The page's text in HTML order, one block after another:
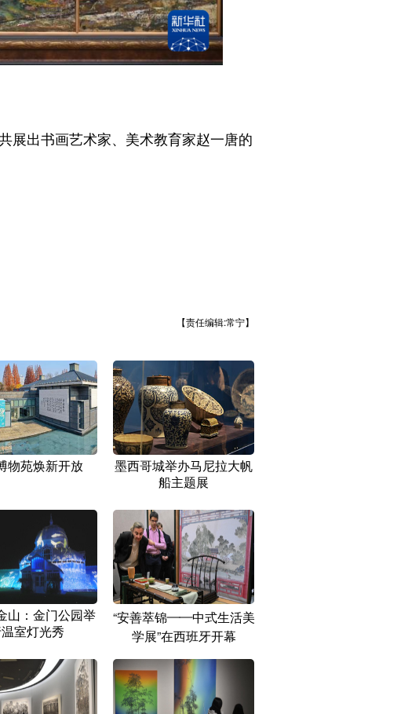
出书画艺术家、美术教育家赵一唐的
【责任编辑:常宁】
物苑焕新开放
墨西哥城举办马尼拉大帆
船主题展
山：金门公园举
室灯光秀
“安善萃锦——中式生活美
学展”在西班牙开幕